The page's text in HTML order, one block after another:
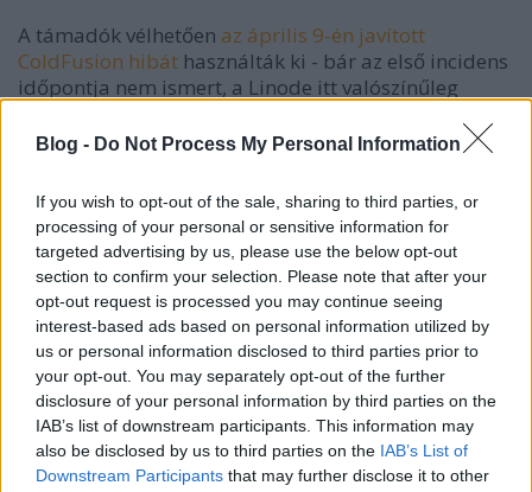
Blog - Do Not Process My Personal Information
If you wish to opt-out of the sale, sharing to third parties, or
processing of your personal or sensitive information for
targeted advertising by us, please use the below opt-out
section to confirm your selection. Please note that after your
opt-out request is processed you may continue seeing
interest-based ads based on personal information utilized by
us or personal information disclosed to third parties prior to
your opt-out. You may separately opt-out of the further
disclosure of your personal information by third parties on the
IAB’s list of downstream participants. This information may
also be disclosed by us to third parties on the IAB’s List of
Downstream Participants that may further disclose it to other
A támadók vélhetően az április 9-én javított
ColdFusion hibát használták ki - bár az első incidens
időpontja nem ismert, a Linode itt valószínűleg
korábban ismerte volna a kihasznált bugot, már rég
ugyanakkor jó kiindulási pontot jelenthetett egy
exploit elkészítéséhez.
Friss:Néhány érdekes újdonság olvashatóa
Registerena sztorival kapcsolatban. A HTP azt állítja
például, hogy a kártyaadatok megfejtéséhez
szükséges kulcsokat is a webszereveren tárolták, de
a Linode még mindig cáfol, a black-hatek pedig
egyelőre nem szolgáltattak valódi bizonyítékot
állításukra.